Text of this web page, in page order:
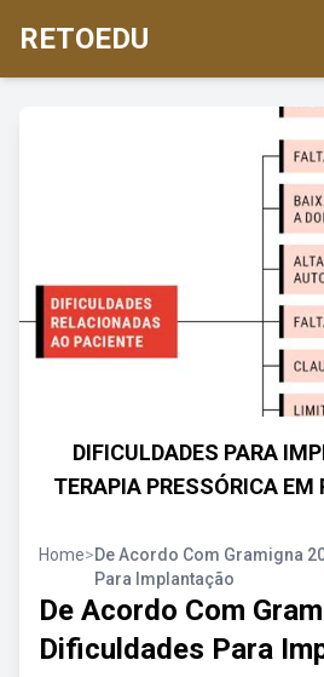
RETOEDU
DIFICULDADES PARA
TERAPIA PRESSÓRICA EM
Home>De Acordo Com Gramigna
Para Implantação
De Acordo Com
Dificuldades Para